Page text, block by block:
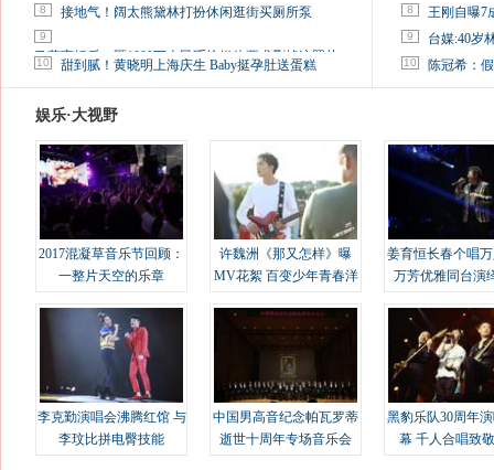
8 接地气！阔太熊黛林打扮休闲逛街买厕所泵
9
马蓉离婚后，砸1000万人民币给媒体要求删掉这照片
10 甜到腻！黄晓明上海庆生 Baby挺孕肚送蛋糕
8 王刚自曝7
9 台媒:40岁
10 陈冠希：
娱乐·大视野
2017混凝草音乐节回顾：
一整片天空的乐章
许魏洲《那又怎样》曝
MV花絮 百变少年青春洋
姜育恒长春个唱
万芳优雅同台演
李克勤演唱会沸腾红馆 与
李玟比拼电臀技能
中国男高音纪念帕瓦罗蒂
逝世十周年专场音乐会
黑豹乐队30周年
幕 千人合唱致